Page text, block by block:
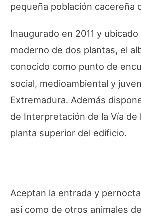
pequeña población cacereña
Inaugurado en 2011 y
moderno de dos plantas, el
conocido como punto de
social, medioambiental y
Extremadura. Además
de Interpretación de la Vía de
planta superior del edificio.
Aceptan la entrada y
así como de otros animales